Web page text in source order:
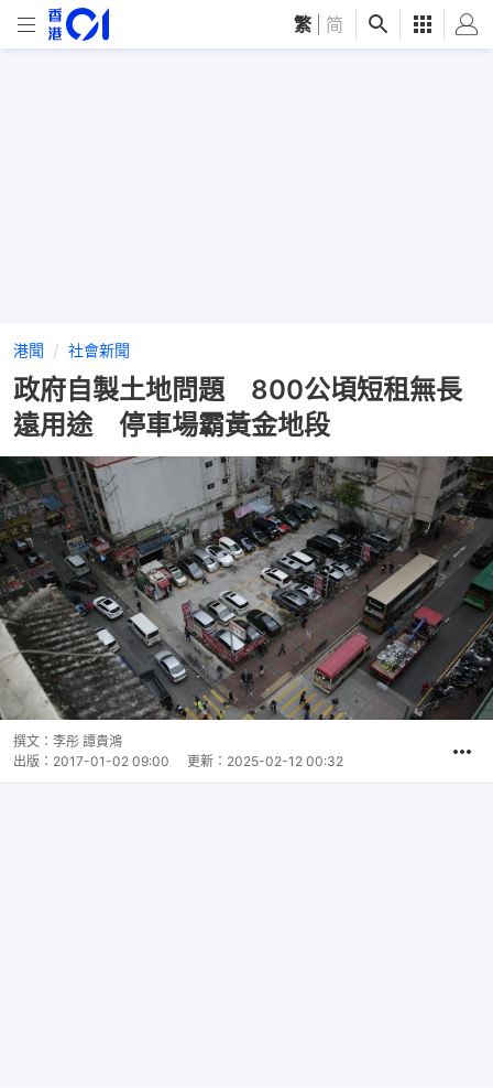
繁 简
港聞 社會新聞
政府自製土地問題 800公頃短租無長
遠用途 停車場霸黃金地段
撰文： 李彤 譚貴鴻
出版： 2017-01-02 09:00 更新： 2025-02-12 00:32